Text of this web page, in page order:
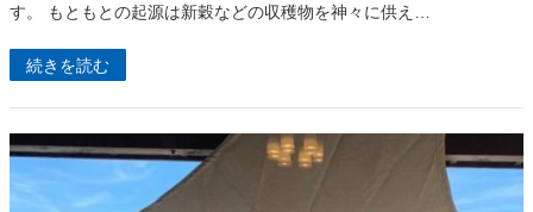
す。 もともとの起源は新穀などの収穫物を神々に供え…
続きを読む